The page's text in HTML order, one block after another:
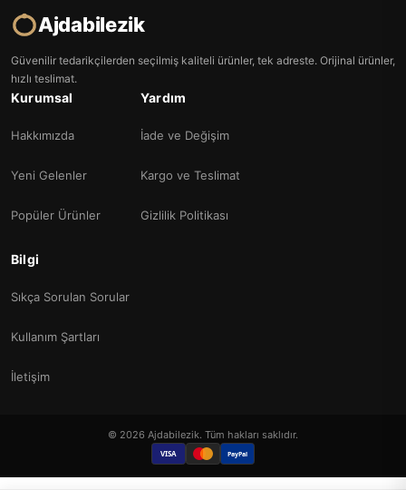
Ajdabilezik
Güvenilir tedarikçilerden seçilmiş kaliteli ürünler, tek adreste. Orijinal ürünler,
hızlı teslimat.
Kurumsal
Hakkımızda
Yeni Gelenler
Popüler Ürünler
Yardım
İade ve Değişim
Kargo ve Teslimat
Gizlilik Politikası
Bilgi
Sıkça Sorulan Sorular
Kullanım Şartları
İletişim
© 2026 Ajdabilezik. Tüm hakları saklıdır.
VISA PayPal